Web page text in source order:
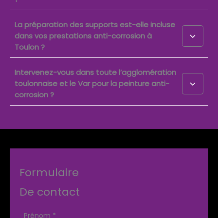
La préparation des supports est-elle incluse
dans vos prestations anti-corrosion à
Toulon ?
Intervenez-vous dans toute l’agglomération
toulonnaise et le Var pour la peinture anti-
corrosion ?
Formulaire
De contact
Formulaire
Prénom *